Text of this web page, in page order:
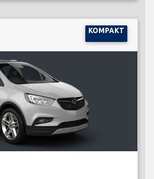
KOMPAKT